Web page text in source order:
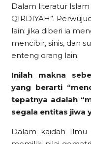
Dalam literatur Islam
QIRDIYAH”.
lain: jika diberi ia
mencibir, sinis, dan
enteng orang lain.
Inilah makna
yang berarti
tepatnya adalah
segala entitas jiwa
Dalam kaidah Ilmu